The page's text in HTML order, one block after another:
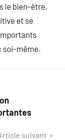
le bien-être.
et se
soi-même.
suivant